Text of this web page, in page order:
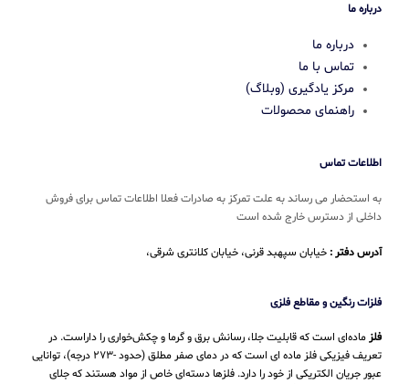
درباره ما
درباره ما
تماس با ما
مرکز یادگیری (وبلاگ)
راهنمای محصولات
اطلاعات تماس
به استحضار می رساند به علت تمرکز به صادرات فعلا اطلاعات تماس برای فروش
داخلی از دسترس خارج شده است
آدرس دفتر : خیابان سپهبد قرنی، خیابان کلانتری شرقی،
فلزات رنگین و مقاطع فلزی
فلز ماده‌ای است که قابلیت جلا، رسانش برق و گرما و چکش‌خواری را داراست. در
تعریف فیزیکی فلز ماده ای است که در دمای صفر مطلق (حدود -۲۷۳ درجه)، توانایی
عبور جریان الکتریکی از خود را دارد. فلزها دسته‌ای خاص از مواد هستند که جلای